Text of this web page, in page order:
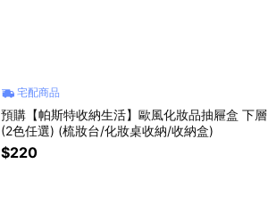
宅配商品
預購【帕斯特收納生活】歐風化妝品抽屜盒 下層
(2色任選) (梳妝台/化妝桌收納/收納盒)
$220